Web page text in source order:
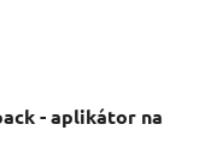
- aplikátor na